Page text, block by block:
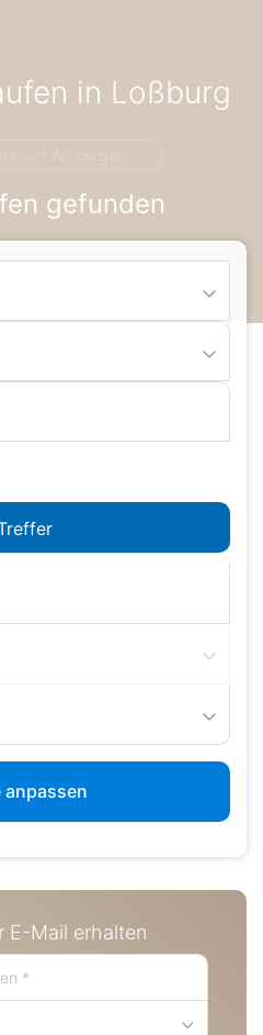
in Loßburg
gefunden
anpassen
E-Mail erhalten